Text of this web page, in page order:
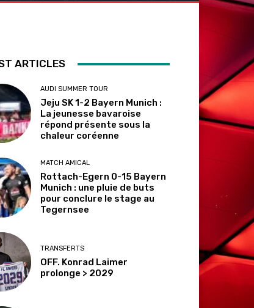
ARTICLES
AUDI SUMMER TOUR
Jeju SK 1-2 Bayern Munich :
La jeunesse bavaroise
répond présente sous la
chaleur coréenne
MATCH AMICAL
Rottach-Egern 0-15 Bayern
Munich : une pluie de buts
pour conclure le stage au
Tegernsee
TRANSFERTS
OFF. Konrad Laimer
prolonge > 2029